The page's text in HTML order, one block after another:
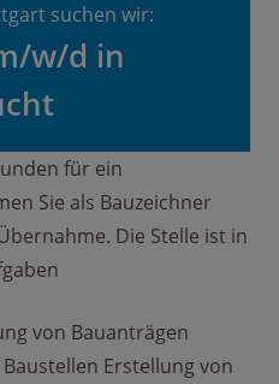
suchen wir:
w/d in
für ein
Sie als Bauzeichner
Die Stelle ist in
von Bauanträgen
Erstellung von